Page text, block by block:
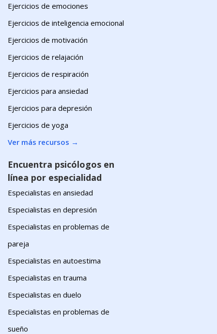
Ejercicios de emociones
Ejercicios de inteligencia emocional
Ejercicios de motivación
Ejercicios de relajación
Ejercicios de respiración
Ejercicios para ansiedad
Ejercicios para depresión
Ejercicios de yoga
Ver más recursos →
Encuentra psicólogos en
línea por especialidad
Especialistas en ansiedad
Especialistas en depresión
Especialistas en problemas de
pareja
Especialistas en autoestima
Especialistas en trauma
Especialistas en duelo
Especialistas en problemas de
sueño